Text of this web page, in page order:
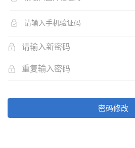
密码修改